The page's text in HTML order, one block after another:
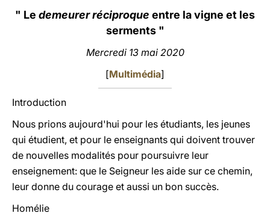
" Le demeurer réciproque entre la vigne et les
serments "
Mercredi 13 mai 2020
[Multimédia]
Introduction
Nous prions aujourd'hui pour les étudiants, les jeunes
qui étudient, et pour le enseignants qui doivent trouver
de nouvelles modalités pour poursuivre leur
enseignement: que le Seigneur les aide sur ce chemin,
leur donne du courage et aussi un bon succès.
Homélie